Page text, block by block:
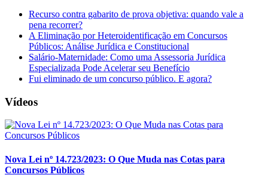
Recurso contra gabarito de prova objetiva: quando vale a
pena recorrer?
A Eliminação por Heteroidentificação em Concursos
Públicos: Análise Jurídica e Constitucional
Salário-Maternidade: Como uma Assessoria Jurídica
Especializada Pode Acelerar seu Benefício
Fui eliminado de um concurso público. E agora?
Vídeos
Nova Lei nº 14.723/2023: O Que Muda nas Cotas para
Concursos Públicos